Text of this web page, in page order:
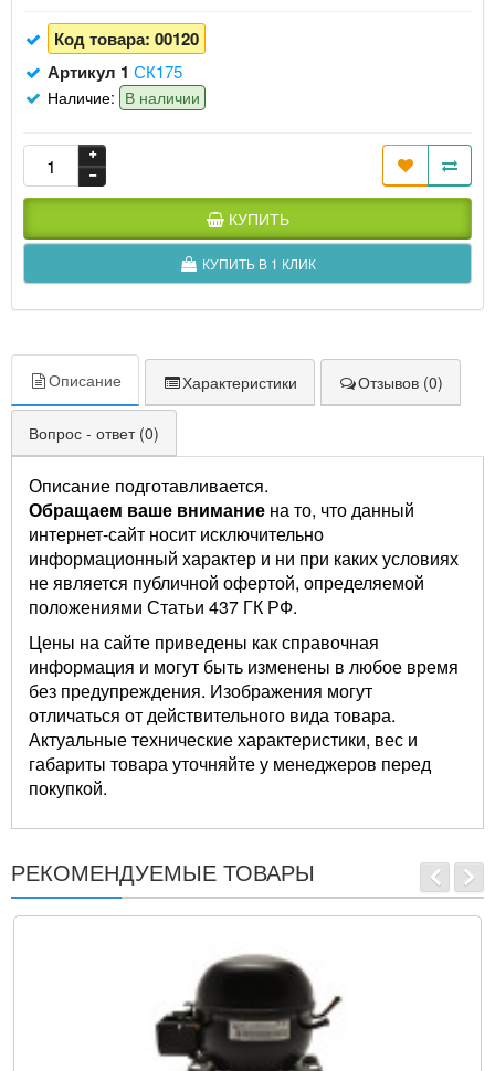
Код товара: 00120
Артикул 1 СК175
Наличие: В наличии
КУПИТЬ
КУПИТЬ В 1 КЛИК
Описание Характеристики Отзывов (0)
Вопрос - ответ (0)
Описание подготавливается.
Обращаем ваше внимание на то, что данный
интернет-сайт носит исключительно
информационный характер и ни при каких условиях
не является публичной офертой, определяемой
положениями Статьи 437 ГК РФ.
Цены на сайте приведены как справочная
информация и могут быть изменены в любое время
без предупреждения. Изображения могут
отличаться от действительного вида товара.
Актуальные технические характеристики, вес и
габариты товара уточняйте у менеджеров перед
покупкой.
РЕКОМЕНДУЕМЫЕ ТОВАРЫ